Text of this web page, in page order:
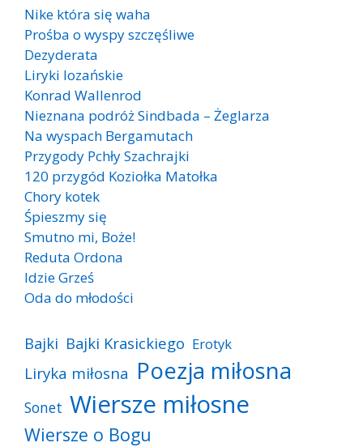
Nike która się waha
Prośba o wyspy szczęśliwe
Dezyderata
Liryki lozańskie
Konrad Wallenrod
Nieznana podróż Sindbada – Żeglarza
Na wyspach Bergamutach
Przygody Pchły Szachrajki
120 przygód Koziołka Matołka
Chory kotek
Śpieszmy się
Smutno mi, Boże!
Reduta Ordona
Idzie Grześ
Oda do młodości
Bajki Bajki Krasickiego Erotyk
Liryka miłosna Poezja miłosna
Sonet Wiersze miłosne
Wiersze o Bogu